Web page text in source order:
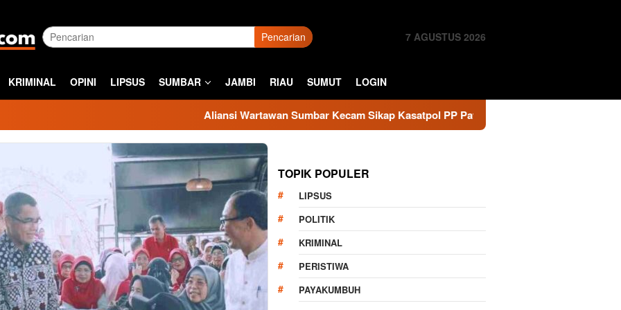
Pencarian 7 AGUSTUS 2026
KRIMINAL OPINI LIPSUS SUMBAR JAMBI RIAU SUMUT LOGIN
Aliansi Wartawan Sumbar Kecam Sikap Kasatpol PP Payakumbuh, Minta Walikota Evaluasi
TOPIK POPULER
LIPSUS
POLITIK
KRIMINAL
PERISTIWA
PAYAKUMBUH